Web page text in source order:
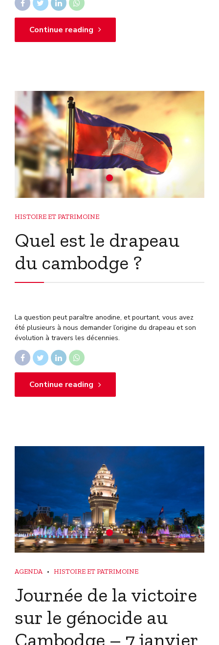
Continue reading
HISTOIRE ET PATRIMOINE
Quel est le drapeau
du cambodge ?
La question peut paraître anodine, et pourtant, vous avez
été plusieurs à nous demander l’origine du drapeau et son
évolution à travers les décennies.
Continue reading
AGENDA HISTOIRE ET PATRIMOINE
Journée de la victoire
sur le génocide au
Cambodge – 7 janvier